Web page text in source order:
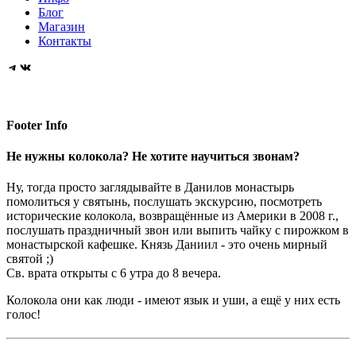
Блог
Магазин
Контакты
Telegram
VK
Footer Info
Не нужны колокола? Не хотите научиться звонам?
Ну, тогда просто заглядывайте в Данилов монастырь
помолиться у святынь, послушать экскурсию, посмотреть
исторические колокола, возвращённые из Америки в 2008 г.,
послушать праздничный звон или выпить чайку с пирожком в
монастырской кафешке. Князь Даниил - это очень мирный
святой ;)
Св. врата открыты с 6 утра до 8 вечера.
Колокола они как люди - имеют язык и уши, а ещё у них есть
голос!